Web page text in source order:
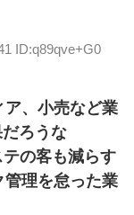
ID:q89qve+G0
ア、小売など業
ろうな
の客も減らす
管理を怠った業